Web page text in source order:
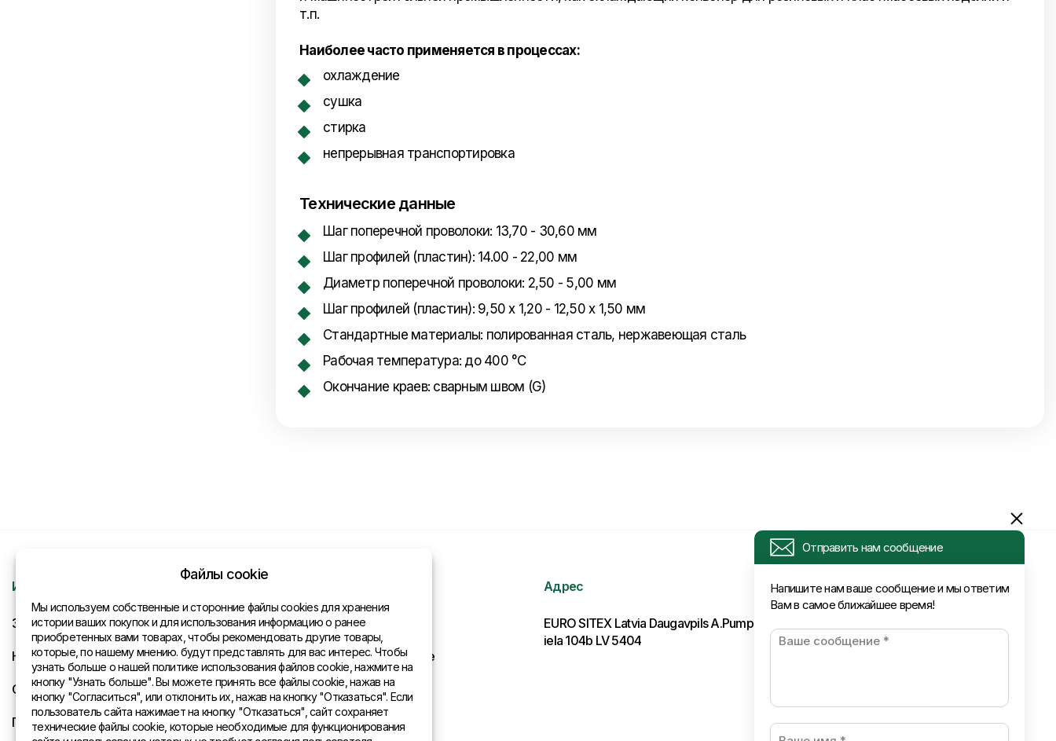
т.п.
Наиболее часто применяется в процессах:
охлаждение
сушка
стирка
непрерывная транспортировка
Технические данные
Шаг поперечной проволоки: 13,70 - 30,60 мм
Шаг профилей (пластин): 14.00 - 22,00 мм
Диаметр поперечной проволоки: 2,50 - 5,00 мм
Шаг профилей (пластин): 9,50 x 1,20 - 12,50 x 1,50 мм
Стандартные материалы: полированная сталь, нержавеющая сталь
Рабочая температура: до 400 °C
Окончание краев: сварным швом (G)
Информация
Запрос
Новости
Оплата и доставка
Политика конфиденциальности
Общая информация
Представительства в мире
Адрес
EURO SITEX Latvia Daugavpils A.Pumpura
iela 104b LV 5404
Файлы cookie
Мы используем собственные и сторонние файлы cookies для хранения
истории ваших покупок и для использования информацию о ранее
приобретенных вами товарах, чтобы рекомендовать другие товары,
которые, по нашему мнению. будут представлять для вас интерес. Чтобы
узнать больше о нашей политике использования файлов cookie, нажмите на
кнопку "Узнать больше". Вы можете принять все файлы cookie, нажав на
кнопку "Согласиться", или отклонить их, нажав на кнопку "Отказаться". Если
пользователь сайта нажимает на кнопку "Отказаться", сайт сохраняет
технические файлы cookie, которые необходимые для функционирования